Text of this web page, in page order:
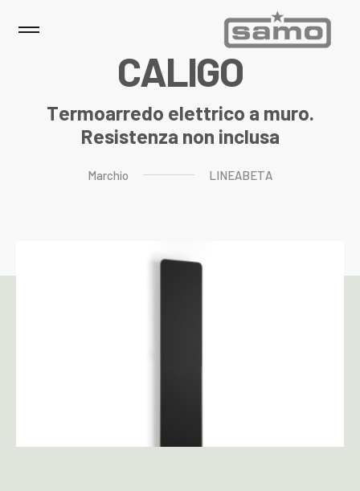
CALIGO
Termoarredo elettrico a muro.
Resistenza non inclusa
Marchio LINEABETA